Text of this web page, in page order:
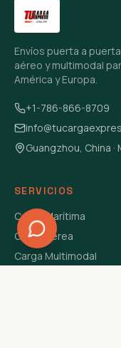
Envíos puerta a
aéreo y multimodal
América y Europa.
+1-786-866-8709
Guangzhou, China ·
SERVICIOS
Carga Marítima
Carga Aérea
Carga Multimodal